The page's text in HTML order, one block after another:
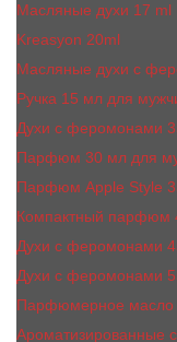
Масляные духи 17 ml
Kreasyon 20ml
Масляные духи c
Ручка 15 мл для
Духи с феромонами
Парфюм 30 мл для
Парфюм Apple Style
Компактный парфюм
Духи с феромонами
Духи с феромонами
Парфюмерное масло
Ароматизированные